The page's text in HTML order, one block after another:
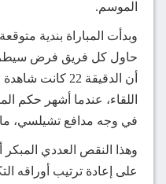
الموسم.
وبدأت المباراة بندية
حاول كل فريق فرض
أن الدقيقة 22
اللقاء، عندما أشهر حكم
في وجه مدافع تشيلسي،
وهذا النقص العددي المبكر
على إعادة ترتيب أوراقه